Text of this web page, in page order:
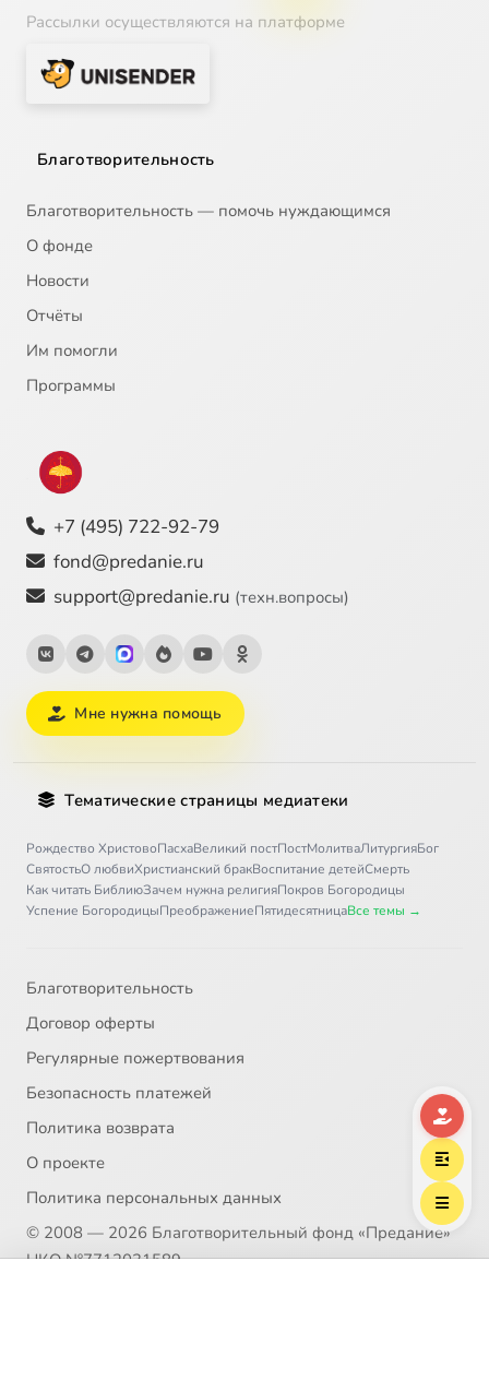
Рассылки осуществляются на платформе
Благотворительность
Благотворительность — помочь нуждающимся
О фонде
Новости
Отчёты
Им помогли
Программы
+7 (495) 722-92-79
fond@predanie.ru
support@predanie.ru (техн.вопросы)
Мне нужна помощь
Тематические страницы медиатеки
Рождество ХристовоПасхаВеликий постПостМолитваЛитургияБог
СвятостьО любвиХристианский бракВоспитание детейСмерть
Как читать БиблиюЗачем нужна религияПокров Богородицы
Успение БогородицыПреображениеПятидесятницаВсе темы →
Благотворительность
Договор оферты
Регулярные пожертвования
Безопасность платежей
Политика возврата
О проекте
Политика персональных данных
© 2008 — 2026 Благотворительный фонд «Предание»
НКО №7712031589